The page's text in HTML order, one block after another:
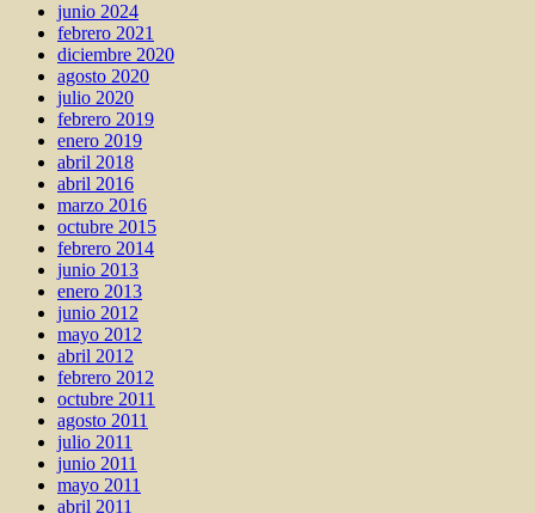
junio 2024
febrero 2021
diciembre 2020
agosto 2020
julio 2020
febrero 2019
enero 2019
abril 2018
abril 2016
marzo 2016
octubre 2015
febrero 2014
junio 2013
enero 2013
junio 2012
mayo 2012
abril 2012
febrero 2012
octubre 2011
agosto 2011
julio 2011
junio 2011
mayo 2011
abril 2011